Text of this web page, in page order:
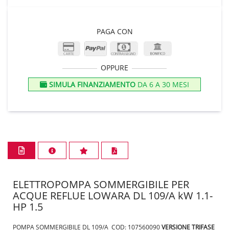
PAGA CON
OPPURE
SIMULA FINANZIAMENTO DA 6 A 30 MESI
ELETTROPOMPA SOMMERGIBILE PER
ACQUE REFLUE LOWARA DL 109/A kW 1.1-
HP 1.5
POMPA SOMMERGIBILE DL 109/A COD: 107560090VERSIONE TRIFASE